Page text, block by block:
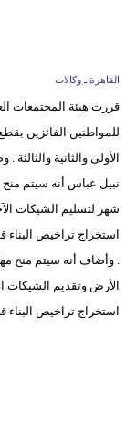
القاهرة ـ وكالات
للمواطنين الفائزين
الأولى والثانية
نبيل عباس أنه سيتم منح
شهر لتسليم الشيكات
. وأضاف أنه سيتم منح
الأرض وتقديم الشيكات
استخراج تراخيص البناء قبل 4